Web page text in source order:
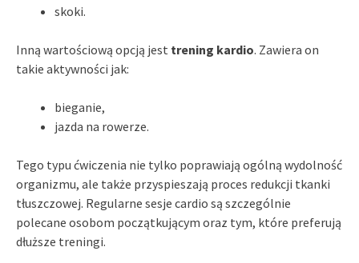
skoki.
Inną wartościową opcją jest trening kardio. Zawiera on
takie aktywności jak:
bieganie,
jazda na rowerze.
Tego typu ćwiczenia nie tylko poprawiają ogólną wydolność
organizmu, ale także przyspieszają proces redukcji tkanki
tłuszczowej. Regularne sesje cardio są szczególnie
polecane osobom początkującym oraz tym, które preferują
dłuższe treningi.